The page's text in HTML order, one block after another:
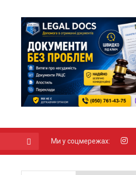
Ми у соцмережах: